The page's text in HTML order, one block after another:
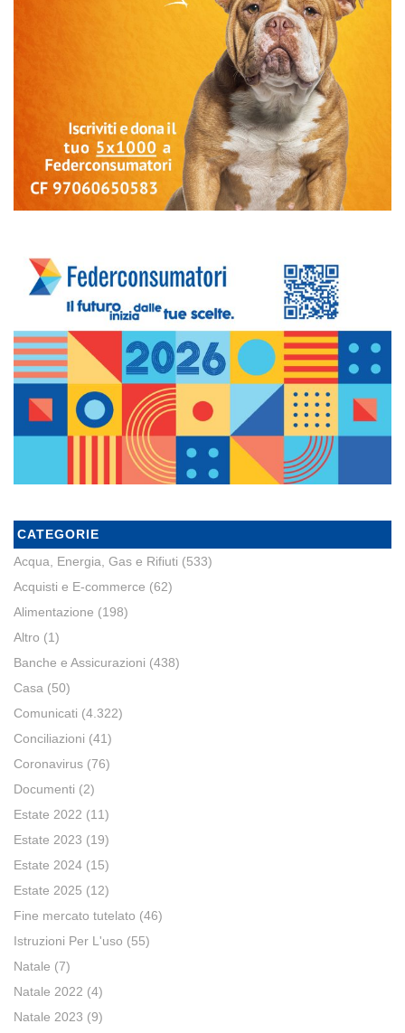
CATEGORIE
Acqua, Energia, Gas e Rifiuti (533)
Acquisti e E-commerce (62)
Alimentazione (198)
Altro (1)
Banche e Assicurazioni (438)
Casa (50)
Comunicati (4.322)
Conciliazioni (41)
Coronavirus (76)
Documenti (2)
Estate 2022 (11)
Estate 2023 (19)
Estate 2024 (15)
Estate 2025 (12)
Fine mercato tutelato (46)
Istruzioni Per L'uso (55)
Natale (7)
Natale 2022 (4)
Natale 2023 (9)